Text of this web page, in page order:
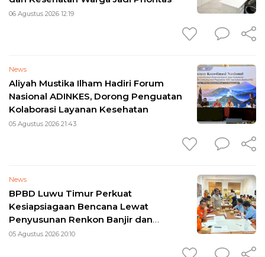
06 Agustus 2026 12:19
News
Aliyah Mustika Ilham Hadiri Forum
Nasional ADINKES, Dorong Penguatan
Kolaborasi Layanan Kesehatan
05 Agustus 2026 21:43
News
BPBD Luwu Timur Perkuat
Kesiapsiagaan Bencana Lewat
Penyusunan Renkon Banjir dan
Longsor 2026
05 Agustus 2026 20:10